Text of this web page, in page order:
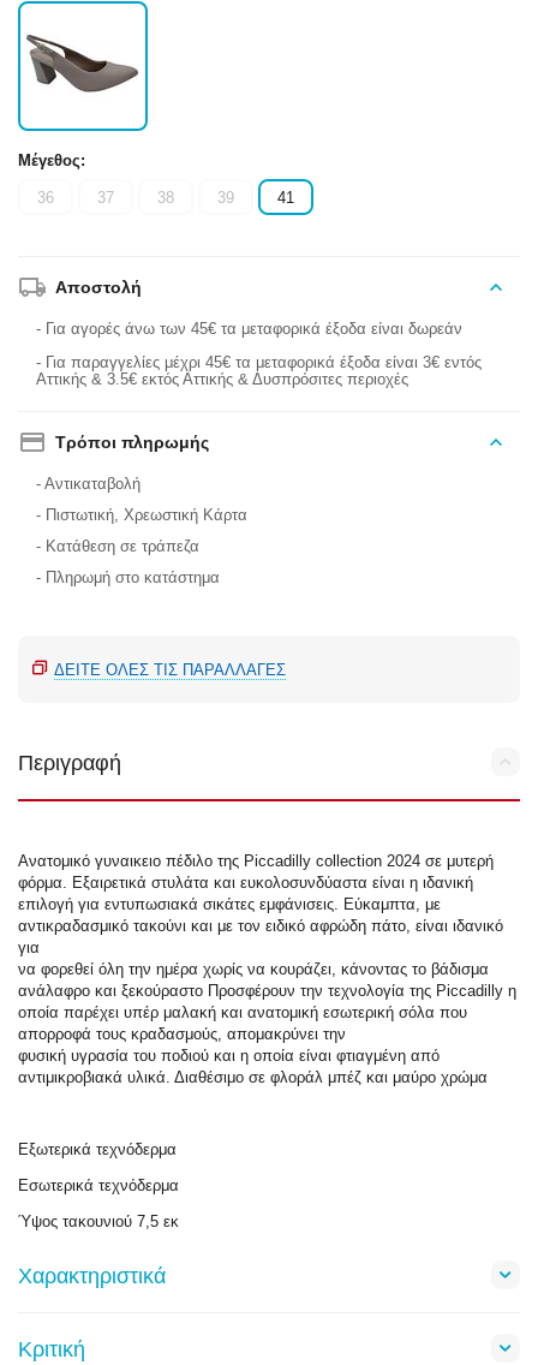
Μέγεθος:
36 37 38 39 41
Αποστολή
- Για αγορές άνω των 45€ τα μεταφορικά έξοδα είναι δωρεάν
- Για παραγγελίες μέχρι 45€ τα μεταφορικά έξοδα είναι 3€ εντός
Αττικής & 3.5€ εκτός Αττικής & Δυσπρόσιτες περιοχές
Τρόποι πληρωμής
- Αντικαταβολή
- Πιστωτική, Χρεωστική Κάρτα
- Κατάθεση σε τράπεζα
- Πληρωμή στο κατάστημα
ΔΕΊΤΕ ΌΛΕΣ ΤΙΣ ΠΑΡΑΛΛΑΓΈΣ
Περιγραφή
Ανατομικό γυναικειο πέδιλο της Piccadilly collection 2024 σε μυτερή
φόρμα. Εξαιρετικά στυλάτα και ευκολοσυνδύαστα είναι η ιδανική
επιλογή για εντυπωσιακά σικάτες εμφάνισεις. Εύκαμπτα, με
αντικραδασμικό τακούνι και με τον ειδικό αφρώδη πάτο, είναι ιδανικό
για
να φορεθεί όλη την ημέρα χωρίς να κουράζει, κάνοντας το βάδισμα
ανάλαφρο και ξεκούραστο Προσφέρουν την τεχνολογία της Piccadilly η
οποία παρέχει υπέρ μαλακή και ανατομική εσωτερική σόλα που
απορροφά τους κραδασμούς, απομακρύνει την
φυσική υγρασία του ποδιού και η οποία είναι φτιαγμένη από
αντιμικροβιακά υλικά. Διαθέσιμο σε φλοράλ μπέζ και μαύρο χρώμα
Εξωτερικά τεχνόδερμα
Εσωτερικά τεχνόδερμα
Ύψος τακουνιού 7,5 εκ
Χαρακτηριστικά
Κριτική